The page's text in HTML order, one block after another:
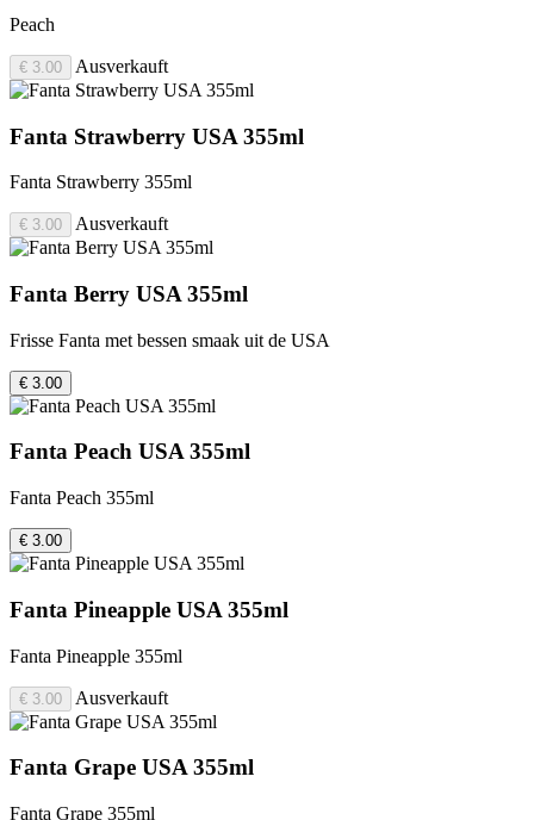
Peach
€ 3.00 Ausverkauft
Fanta Strawberry USA 355ml
Fanta Strawberry 355ml
€ 3.00 Ausverkauft
Fanta Berry USA 355ml
Frisse Fanta met bessen smaak uit de USA
€ 3.00
Fanta Peach USA 355ml
Fanta Peach 355ml
€ 3.00
Fanta Pineapple USA 355ml
Fanta Pineapple 355ml
€ 3.00 Ausverkauft
Fanta Grape USA 355ml
Fanta Grape 355ml